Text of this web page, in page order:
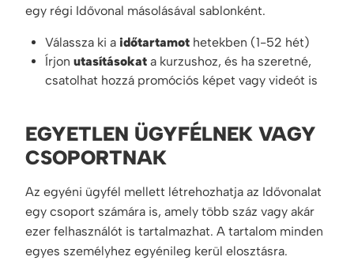
egy régi Idővonal másolásával sablonként.
Válassza ki a időtartamot hetekben (1-52 hét)
Írjon utasításokat a kurzushoz, és ha szeretné,
csatolhat hozzá promóciós képet vagy videót is
EGYETLEN ÜGYFÉLNEK VAGY
CSOPORTNAK
Az egyéni ügyfél mellett létrehozhatja az Idővonalat
egy csoport számára is, amely több száz vagy akár
ezer felhasználót is tartalmazhat. A tartalom minden
egyes személyhez egyénileg kerül elosztásra.